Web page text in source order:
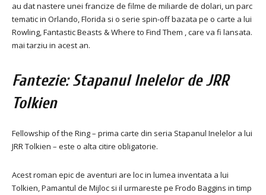
au dat nastere unei francize de filme de miliarde de dolari, un parc
tematic in Orlando, Florida si o serie spin-off bazata pe o carte a lui
Rowling, Fantastic Beasts & Where to Find Them , care va fi lansata.
mai tarziu in acest an.
Fantezie: Stapanul Inelelor de JRR
Tolkien
Fellowship of the Ring – prima carte din seria Stapanul Inelelor a lui
JRR Tolkien – este o alta citire obligatorie.
Acest roman epic de aventuri are loc in lumea inventata a lui
Tolkien, Pamantul de Mijloc si il urmareste pe Frodo Baggins in timp